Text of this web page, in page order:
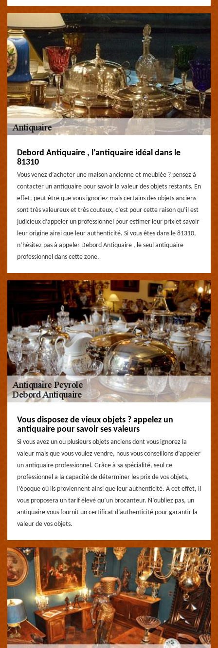
Debord Antiquaire , l’antiquaire idéal dans le
81310
Vous venez d’acheter une maison ancienne et meublée ? pensez à
contacter un antiquaire pour savoir la valeur des objets restants. En
effet, peut être que vous ignoriez mais certains des objets anciens
sont très valeureux et très couteux, c’est pour cette raison qu’il est
judicieux d’appeler un professionnel pour estimer leur prix et savoir
leur origine ainsi que leur authenticité. Si vous êtes dans le 81310,
n’hésitez pas à appeler Debord Antiquaire , le seul antiquaire
professionnel dans cette zone.
Vous disposez de vieux objets ? appelez un
antiquaire pour savoir ses valeurs
Si vous avez un ou plusieurs objets anciens dont vous ignorez la
valeur mais que vous voulez vendre, nous vous conseillons d’appeler
un antiquaire professionnel. Grâce à sa spécialité, seul ce
professionnel a la capacité de déterminer les prix de vos objets,
l’époque où ils proviennent ainsi que leur authenticité. A cet effet, il
vous proposera un tarif élevé qu’un brocanteur. N’oubliez pas, un
antiquaire vous fournit un certificat d’authenticité pour garantir la
valeur de vos objets.